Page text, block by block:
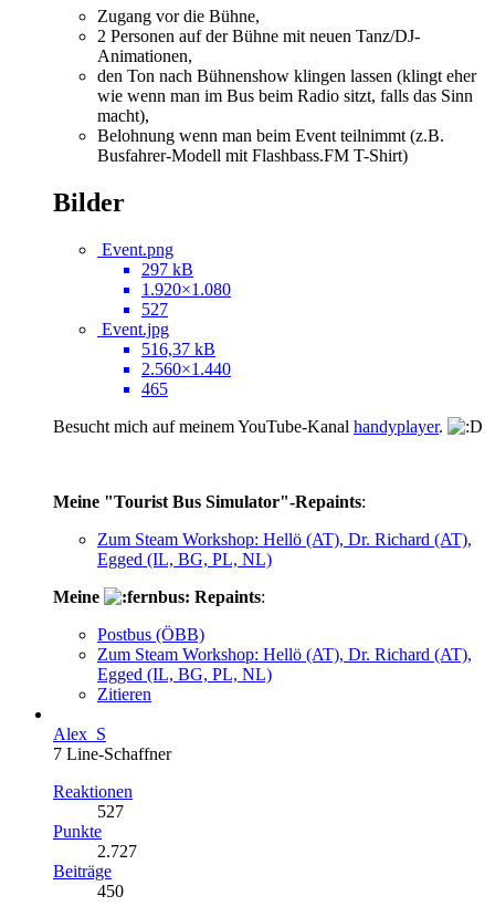
Zugang vor die Bühne,
2 Personen auf der Bühne mit neuen Tanz/DJ-
Animationen,
den Ton nach Bühnenshow klingen lassen (klingt eher
wie wenn man im Bus beim Radio sitzt, falls das Sinn
macht),
Belohnung wenn man beim Event teilnimmt (z.B.
Busfahrer-Modell mit Flashbass.FM T-Shirt)
Bilder
Event.png
297 kB
1.920×1.080
527
Event.jpg
516,37 kB
2.560×1.440
465
Besucht mich auf meinem YouTube-Kanal handyplayer.
Meine "Tourist Bus Simulator"-Repaints:
Zum Steam Workshop: Hellö (AT), Dr. Richard (AT),
Egged (IL, BG, PL, NL)
Meine
Repaints:
Postbus (ÖBB)
Zum Steam Workshop: Hellö (AT), Dr. Richard (AT),
Egged (IL, BG, PL, NL)
Zitieren
Alex_S
7 Line-Schaffner
Reaktionen
527
Punkte
2.727
Beiträge
450